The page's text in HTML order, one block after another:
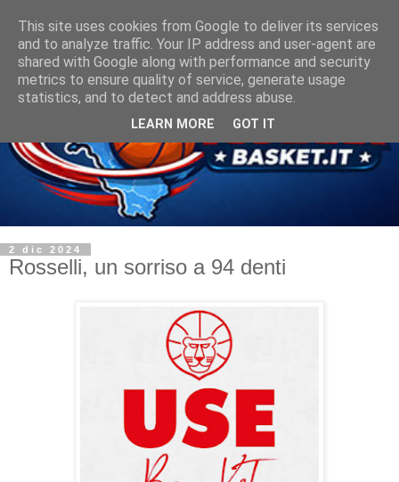
2 dic 2024
Rosselli, un sorriso a 94 denti
This site uses cookies from Google to deliver its services
and to analyze traffic. Your IP address and user-agent are
shared with Google along with performance and security
metrics to ensure quality of service, generate usage
statistics, and to detect and address abuse.
LEARN MORE GOT IT